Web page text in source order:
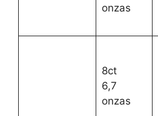
onzas
8ct
6,7
onzas